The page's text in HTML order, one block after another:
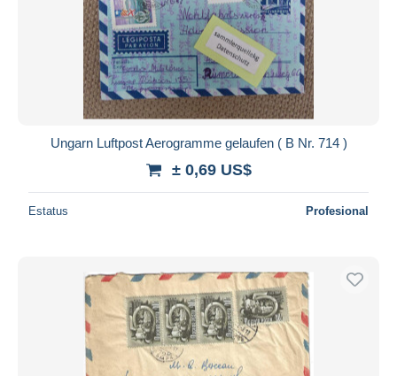
Ungarn Luftpost Aerogramme gelaufen ( B Nr. 714 )
± 0,69 US$
Estatus Profesional